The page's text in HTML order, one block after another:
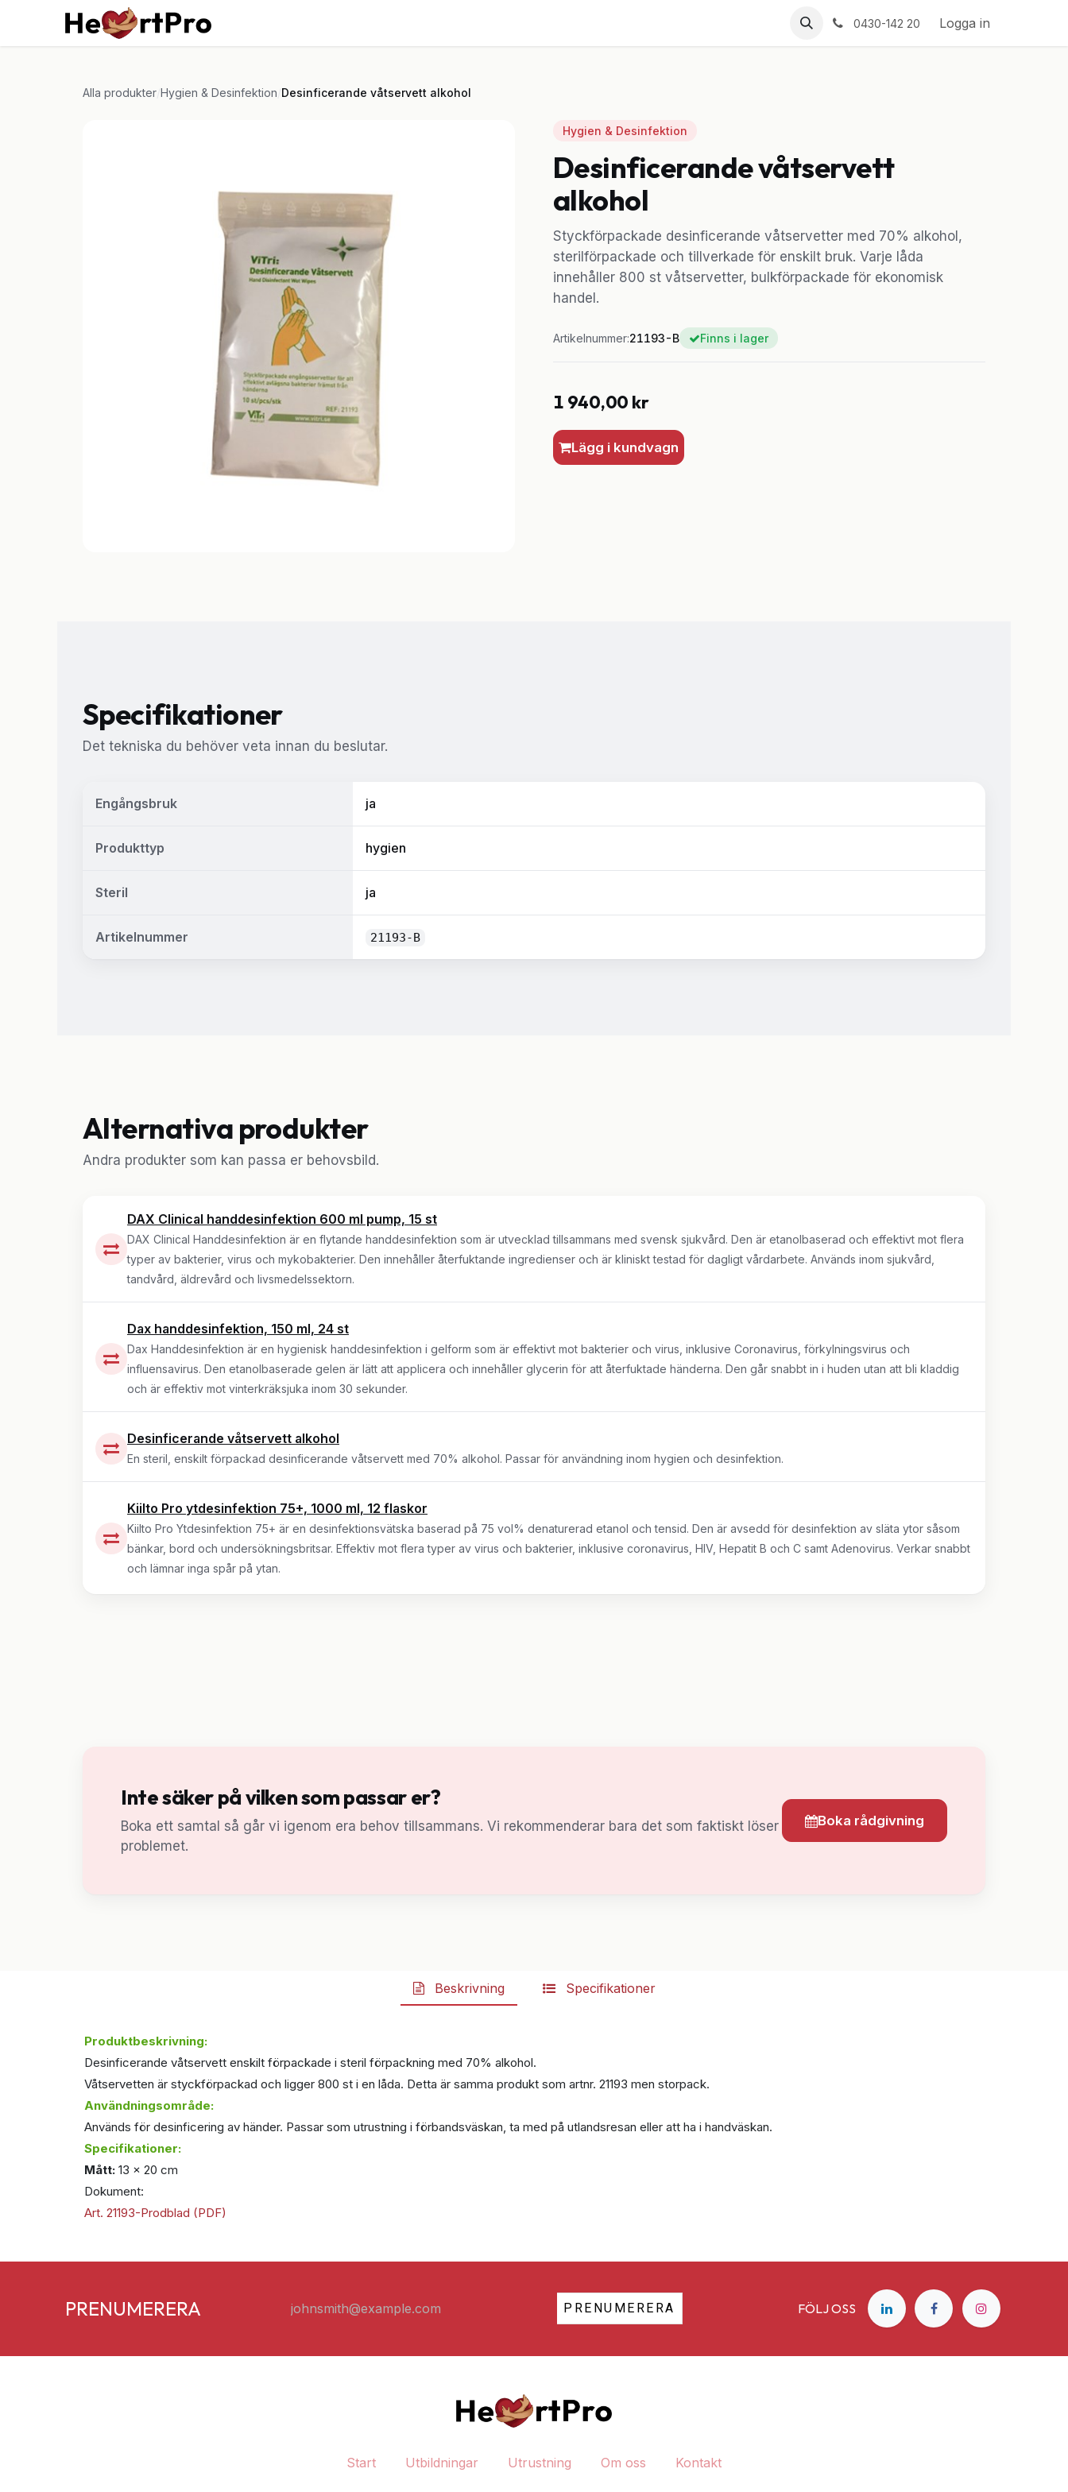
Hoppa till innehållet
0430-142 20 Logga in
Alla produkter Hygien & Desinfektion Desinficerande våtservett alkohol
Hygien & Desinfektion
Desinficerande våtservett
alkohol
Styckförpackade desinficerande våtservetter med 70% alkohol,
sterilförpackade och tillverkade för enskilt bruk. Varje låda
innehåller 800 st våtservetter, bulkförpackade för ekonomisk
handel.
Artikelnummer:21193-B Finns i lager
1 940,00 kr
Lägg i kundvagn
Specifikationer
Det tekniska du behöver veta innan du beslutar.
Engångsbruk ja
Produkttyp hygien
Steril ja
Artikelnummer 21193-B
Alternativa produkter
Andra produkter som kan passa er behovsbild.
DAX Clinical handdesinfektion 600 ml pump, 15 st
DAX Clinical Handdesinfektion är en flytande handdesinfektion som är utvecklad tillsammans med svensk sjukvård. Den är etanolbaserad och effektivt mot flera
typer av bakterier, virus och mykobakterier. Den innehåller återfuktande ingredienser och är kliniskt testad för dagligt vårdarbete. Används inom sjukvård,
tandvård, äldrevård och livsmedelssektorn.
Dax handdesinfektion, 150 ml, 24 st
Dax Handdesinfektion är en hygienisk handdesinfektion i gelform som är effektivt mot bakterier och virus, inklusive Coronavirus, förkylningsvirus och
influensavirus. Den etanolbaserade gelen är lätt att applicera och innehåller glycerin för att återfuktade händerna. Den går snabbt in i huden utan att bli kladdig
och är effektiv mot vinterkräksjuka inom 30 sekunder.
Desinficerande våtservett alkohol
En steril, enskilt förpackad desinficerande våtservett med 70% alkohol. Passar för användning inom hygien och desinfektion.
Kiilto Pro ytdesinfektion 75+, 1000 ml, 12 flaskor
Kiilto Pro Ytdesinfektion 75+ är en desinfektionsvätska baserad på 75 vol% denaturerad etanol och tensid. Den är avsedd för desinfektion av släta ytor såsom
bänkar, bord och undersökningsbritsar. Effektiv mot flera typer av virus och bakterier, inklusive coronavirus, HIV, Hepatit B och C samt Adenovirus. Verkar snabbt
och lämnar inga spår på ytan.
Inte säker på vilken som passar er?
Boka ett samtal så går vi igenom era behov tillsammans. Vi rekommenderar bara det som faktiskt löser
problemet.
Boka rådgivning
Beskrivning Specifikationer
Produktbeskrivning:
Desinficerande våtservett enskilt förpackade i steril förpackning med 70% alkohol.
Våtservetten är styckförpackad och ligger 800 st i en låda. Detta är samma produkt som artnr. 21193 men storpack.
Användningsområde:
Används för desinficering av händer. Passar som utrustning i förbandsväskan, ta med på utlandsresan eller att ha i handväskan.
Specifikationer:
Mått: 13 x 20 cm
Dokument:
Art. 21193-Prodblad (PDF)
PRENUMERERA PRENUMERERA FÖLJ OSS
Start Utbildningar Utrustning Om oss Kontakt